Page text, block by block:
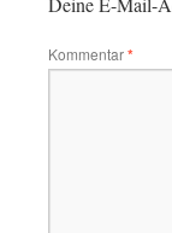
Kommentar*